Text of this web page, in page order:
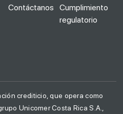
Contáctanos
Cumplimiento
regulatorio
crediticio, que opera como
Unicomer Costa Rica S.A.,